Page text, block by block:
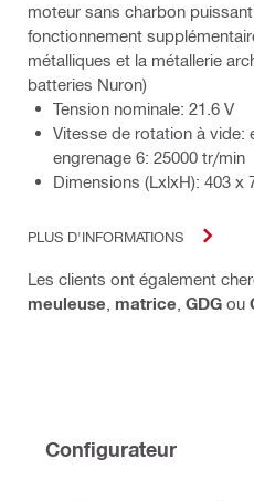
moteur sans charbon
fonctionnement
métalliques et la métallerie
batteries Nuron)
Tension nominale: 21.6 V
Vitesse de rotation à vide:
engrenage 6: 25000 tr/min
Dimensions (LxlxH): 403 x
PLUS D'INFORMATIONS
Les clients ont également
meuleuse matrice GDG ou
Configurateur